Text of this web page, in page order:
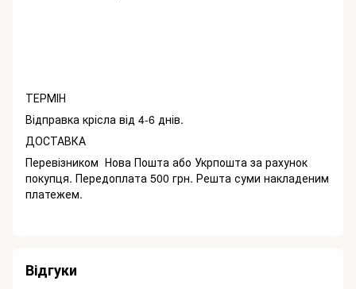
ТЕРМІН
Відправка крісла від 4-6 днів.
ДОСТАВКА
Перевізником Нова Пошта або Укрпошта за рахунок
покупця. Передоплата 500 грн. Решта суми накладеним
платежем.
Відгуки